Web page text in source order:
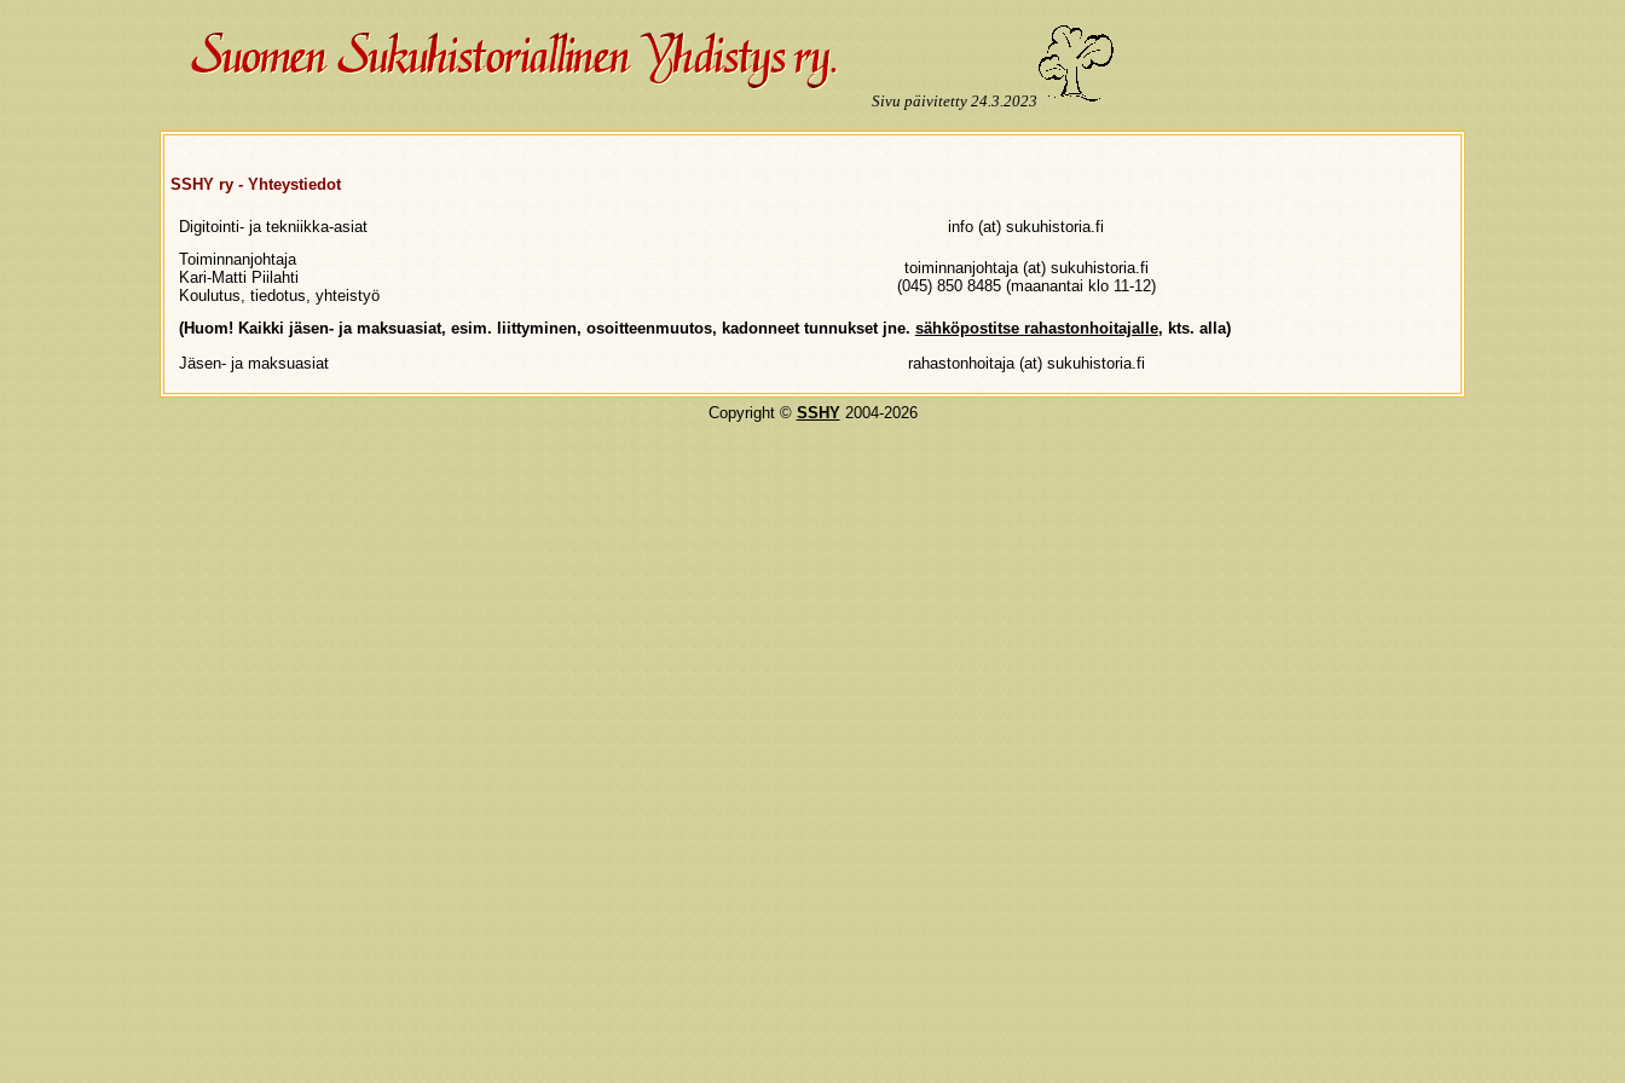
Sivu päivitetty 24.3.2023
SSHY ry - Yhteystiedot
Digitointi- ja tekniikka-asiat
info (at) sukuhistoria.fi
Toiminnanjohtaja
Kari-Matti Piilahti
Koulutus, tiedotus, yhteistyö
toiminnanjohtaja (at) sukuhistoria.fi
(045) 850 8485 (maanantai klo 11-12)
(Huom! Kaikki jäsen- ja maksuasiat, esim. liittyminen, osoitteenmuutos, kadonneet tunnukset jne. sähköpostitse rahastonhoitajalle, kts. alla)
Jäsen- ja maksuasiat
rahastonhoitaja (at) sukuhistoria.fi
Copyright © SSHY2004-2026